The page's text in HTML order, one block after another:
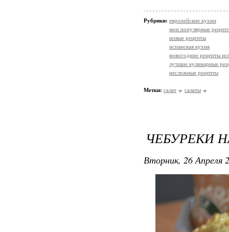
Рубрики: европейские кухни
мои популярные
новые рецепты
испанская кухня
новогодние рецепты
лучшие кулинарные
несложные рецепты
Метки: салат салаты
ЧЕБУРЕКИ
Вторник, 26 Апреля